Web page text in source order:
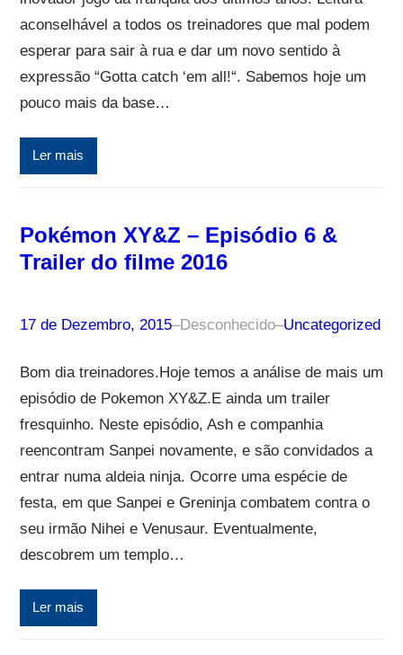
aconselhável a todos os treinadores que mal podem
esperar para sair à rua e dar um novo sentido à
expressão “Gotta catch ‘em all!“. Sabemos hoje um
pouco mais da base…
Ler mais
Pokémon XY&Z – Episódio 6 &
Trailer do filme 2016
17 de Dezembro, 2015–Desconhecido–Uncategorized
Bom dia treinadores.Hoje temos a análise de mais um
episódio de Pokemon XY&Z.E ainda um trailer
fresquinho. Neste episódio, Ash e companhia
reencontram Sanpei novamente, e são convidados a
entrar numa aldeia ninja. Ocorre uma espécie de
festa, em que Sanpei e Greninja combatem contra o
seu irmão Nihei e Venusaur. Eventualmente,
descobrem um templo…
Ler mais